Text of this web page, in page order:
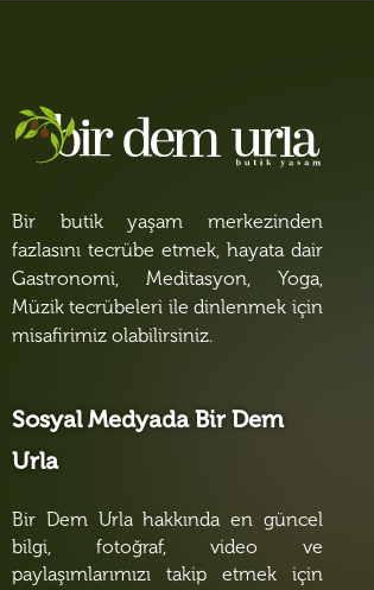
Bir butik yaşam merkezinden
fazlasını tecrübe etmek, hayata dair
Gastronomi, Meditasyon, Yoga,
Müzik tecrübeleri ile dinlenmek için
misafirimiz olabilirsiniz.
Sosyal Medyada Bir Dem
Urla
Bir Dem Urla hakkında en güncel
bilgi, fotoğraf, video ve
paylaşımlarımızı takip etmek için